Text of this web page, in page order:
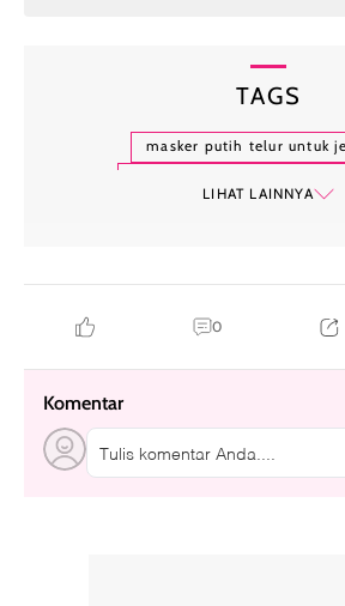
TAGS
masker putih telur untuk
LIHAT LAINNYA
0
Komentar
Tulis komentar Anda....